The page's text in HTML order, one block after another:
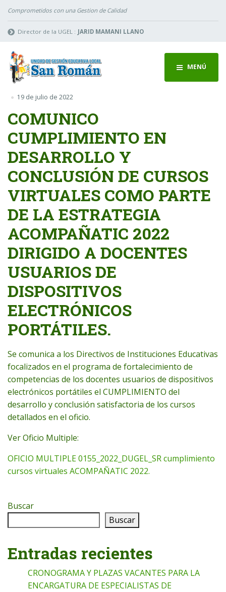
Comprometidos con una Gestion de Calidad
Director de la UGEL : JARID MAMANI LLANO
MENÚ
19 de julio de 2022
COMUNICO
CUMPLIMIENTO EN
DESARROLLO Y
CONCLUSIÓN DE CURSOS
VIRTUALES COMO PARTE
DE LA ESTRATEGIA
ACOMPAÑATIC 2022
DIRIGIDO A DOCENTES
USUARIOS DE
DISPOSITIVOS
ELECTRÓNICOS
PORTÁTILES.
Se comunica a los Directivos de Instituciones Educativas
focalizados en el programa de fortalecimiento de
competencias de los docentes usuarios de dispositivos
electrónicos portátiles el CUMPLIMIENTO del
desarrollo y conclusión satisfactoria de los cursos
detallados en el oficio.
Ver Oficio Multiple:
OFICIO MULTIPLE 0155_2022_DUGEL_SR cumplimiento
cursos virtuales ACOMPAÑATIC 2022.
Buscar
Buscar
Entradas recientes
CRONOGRAMA Y PLAZAS VACANTES PARA LA
ENCARGATURA DE ESPECIALISTAS DE